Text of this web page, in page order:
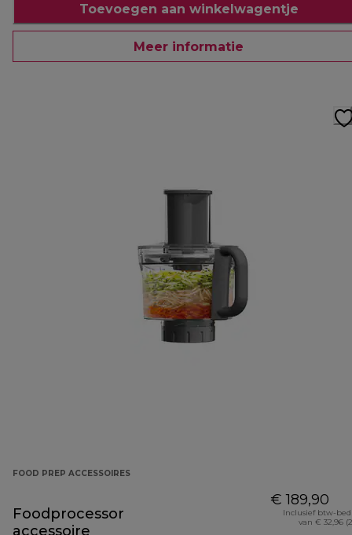
Toevoegen aan winkelwagentje
Meer informatie
FOOD PREP ACCESSOIRES
Foodprocessor
accessoire
€ 189,90
Inclusief btw-
van € 32,96